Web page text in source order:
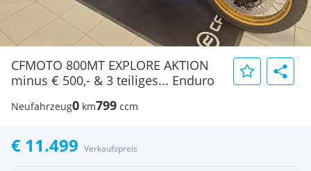
CFMOTO 800MT EXPLORE AKTION
minus € 500,- & 3 teiliges... Enduro
Neufahrzeug0 km799 ccm
€ 11.499 Verkaufspreis